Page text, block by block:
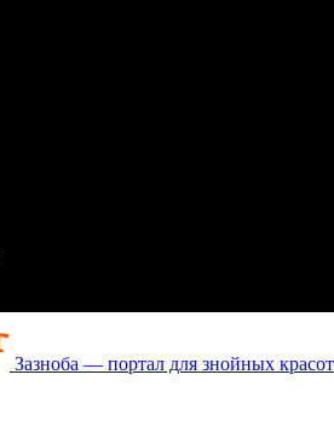
Зазноба — портал для знойных